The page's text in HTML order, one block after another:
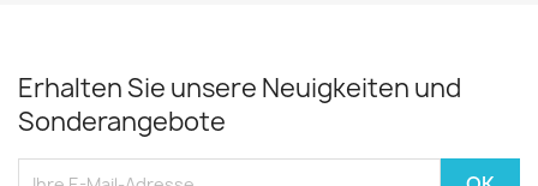
Erhalten Sie unsere Neuigkeiten und
Sonderangebote